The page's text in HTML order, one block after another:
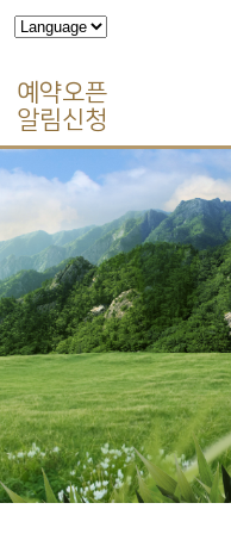
예약오픈
알림신청